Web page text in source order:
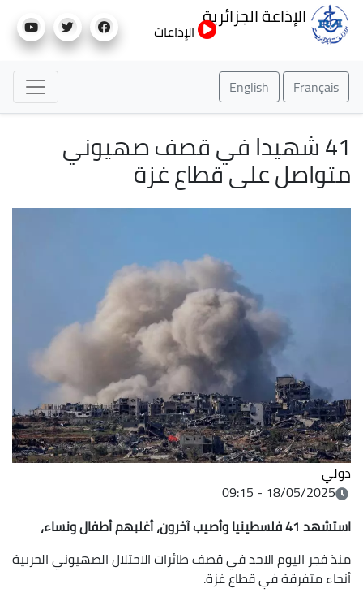
إلى
الإذاعة الجزائرية
الإذاعات
Français
English
41 شهيدا في قصف صهيوني
متواصل على قطاع غزة
دولي
18/05/2025 - 09:15
استشهد 41 فلسطينيا وأصيب آخرون، أغلبهم أطفال ونساء،
منذ فجر اليوم الاحد في قصف طائرات الاحتلال الصهيوني الحربية
أنحاء متفرقة في قطاع غزة.